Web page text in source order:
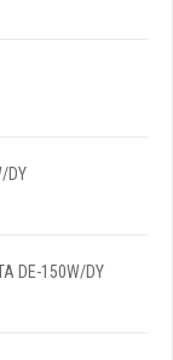
DY
DE-150W/DY